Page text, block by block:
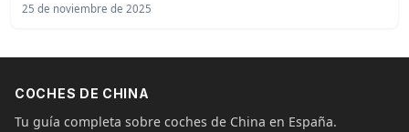
25 de noviembre de 2025
COCHES DE CHINA
Tu guía completa sobre coches de China en España.